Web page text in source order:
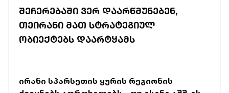
ᲨᲔᲩᲔᲠᲔᲑᲐᲨᲘ ᲕᲔᲠ ᲓᲐᲐᲠᲬᲛᲣᲜᲔᲑᲔᲜ,
ᲗᲔᲘᲠᲐᲜᲘ ᲛᲐᲗ ᲡᲢᲠᲐᲢᲔᲒᲘᲣᲚ
ᲝᲑᲘᲔᲥᲢᲔᲑᲡ ᲓᲐᲐᲠᲢᲧᲐᲛᲡ
ირანი სპარსეთის ყურის რეგიონის